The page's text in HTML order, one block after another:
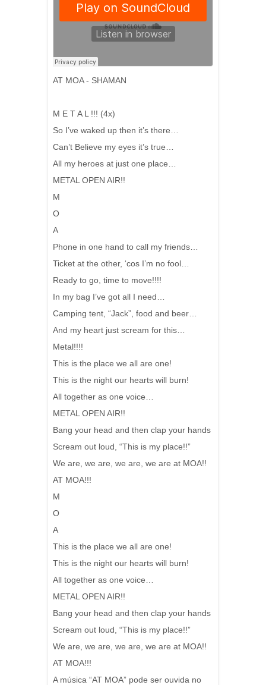
AT MOA - SHAMAN
M E T A L !!! (4x)
So I’ve waked up then it’s there…
Can’t Believe my eyes it’s true…
All my heroes at just one place…
METAL OPEN AIR!!
M
O
A
Phone in one hand to call my friends…
Ticket at the other, ‘cos I’m no fool…
Ready to go, time to move!!!!
In my bag I’ve got all I need…
Camping tent, “Jack”, food and beer…
And my heart just scream for this…
Metal!!!!
This is the place we all are one!
This is the night our hearts will burn!
All together as one voice…
METAL OPEN AIR!!
Bang your head and then clap your hands
Scream out loud, “This is my place!!”
We are, we are, we are, we are at MOA!!
AT MOA!!!
M
O
A
This is the place we all are one!
This is the night our hearts will burn!
All together as one voice…
METAL OPEN AIR!!
Bang your head and then clap your hands
Scream out loud, “This is my place!!”
We are, we are, we are, we are at MOA!!
AT MOA!!!
A música “AT MOA” pode ser ouvida no